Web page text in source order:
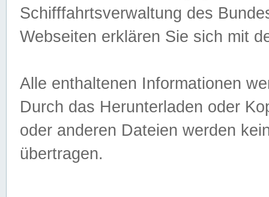
Schifffahrtsverwaltung des
Webseiten erklären Sie sich mit
Alle enthaltenen Informationen
Durch das Herunterladen oder
oder anderen Dateien werden
übertragen.